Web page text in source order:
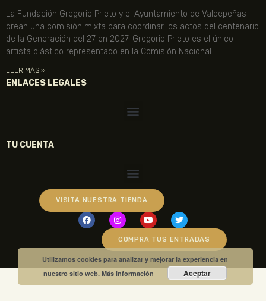
La Fundación Gregorio Prieto y el Ayuntamiento de Valdepeñas
crean una comisión mixta para coordinar los actos del centenario
de la Generación del 27 en 2027. Gregorio Prieto es el único
artista plástico representado en la Comisión Nacional.
LEER MÁS »
ENLACES LEGALES
TU CUENTA
VISITA NUESTRA TIENDA
COMPRA TUS ENTRADAS
Utilizamos cookies para analizar y mejorar la experiencia en
nuestro sitio web.Más información Aceptar